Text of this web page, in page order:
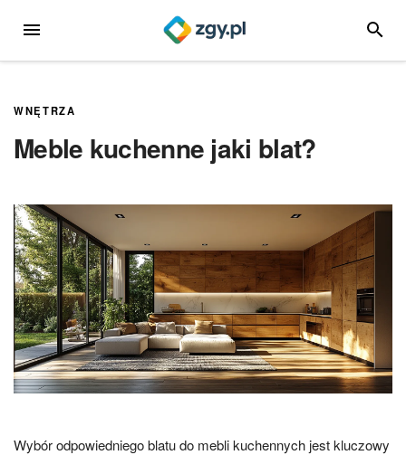
MENU
WNĘTRZA
Meble kuchenne jaki blat?
Wybór odpowiedniego blatu do mebli kuchennych jest kluczowy